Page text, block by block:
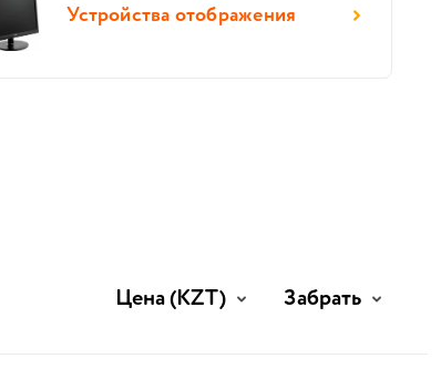
Устройства отображения
Цена(KZT) Забрать